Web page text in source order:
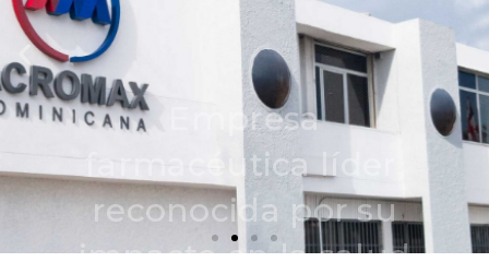
reconocida por su
impacto en la salud
y calidad de vida de
las personas